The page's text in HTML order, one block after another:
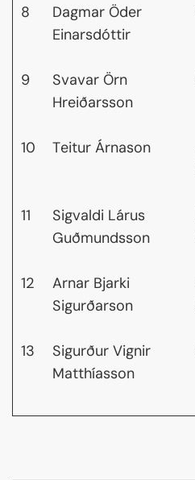
8
Dagmar Öder
Einarsdóttir
9
Svavar Örn
Hreiðarsson
10 Teitur Árnason
11
Sigvaldi Lárus
Guðmundsson
12
Arnar Bjarki
Sigurðarson
13
Sigurður Vignir
Matthíasson